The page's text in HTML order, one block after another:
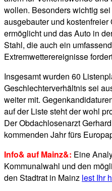
wollen. Besonders wichtig
ausgebauter und
ermöglicht und das Auto in
Stahl, die auch ein
Extremwetterereignisse
Insgesamt wurden 60
Geschlechterverhältnis sei
weiter mit.
auf der Liste steht der wohl
Der Obdachlosenarzt
kommenden Jahr fürs
Info& auf Mainz&: Eine
Kommunalwahl und den
den Stadtrat in Mainz lest Ihr